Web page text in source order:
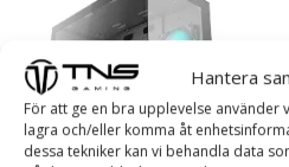
Hantera
För att ge en bra upplevelse använder
lagra och/eller komma åt
dessa tekniker kan vi behandla data